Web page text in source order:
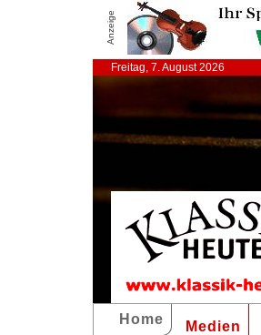
Anzeige
Freitag, 7. August 2026
Home Medien